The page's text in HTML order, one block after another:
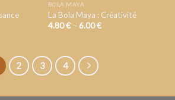
BOLA MAYA
La Bola Maya : Créativité
4.80€– 6.00€
2 3 4